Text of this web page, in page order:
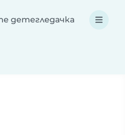
детегледачка